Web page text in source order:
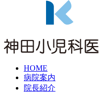
HOME
病院案内
院長紹介